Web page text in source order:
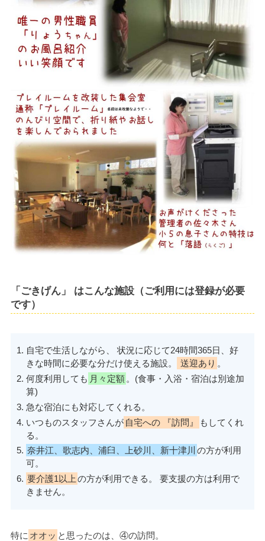
「ごきげん」 はこんな施設（ご利用には登録が必要
です）
自宅で生活しながら、 状況に応じて24時間365日、好
きな時間に必要な分だけ使える施設。
送迎あり 。
何度利用しても 月々定額 。(食事・入浴・宿泊は別途加
算)
急な宿泊にも対応してくれる。
いつものスタッフさんが 自宅への 『訪問』
もしてくれ
る。
奈井江、歌志内、浦臼、上砂川、新十津川 の方が利用
可。
要介護1以上 の方が利用できる。 要支援の方は利用で
きません。
特に オオッ と思ったのは、④の訪問。